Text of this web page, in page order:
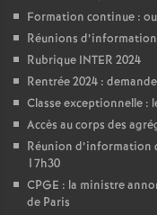
Formation continue :
Réunions
Rubrique INTER 2024
Rentrée 2024 :
Classe exceptionnelle :
Accès au corps des
Réunion d’information
17h30
CPGE : la ministre
de Paris